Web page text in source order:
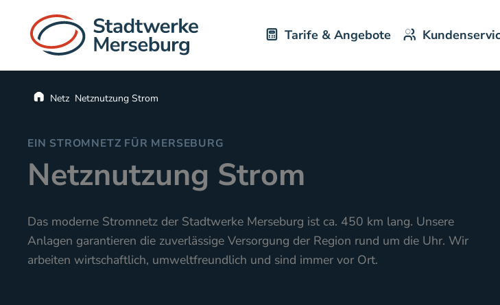
Tarife & Angebote
Startseite
Netz Netznutzung Strom
Netznutzung Strom
EIN STROMNETZ FÜR MERSEBURG
Das moderne Stromnetz der Stadtwerke Merseburg ist ca. 450 km lang. Unsere
Anlagen garantieren die zuverlässige Versorgung der Region rund um die Uhr. Wir
arbeiten wirtschaftlich, umweltfreundlich und sind immer vor Ort.